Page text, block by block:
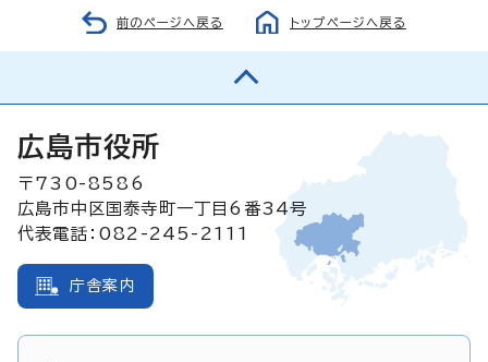
前のページへ戻る トップページへ戻る
広島市役所
〒730-8586
広島市中区国泰寺町一丁目6番34号
代表電話：082-245-2111
庁舎案内